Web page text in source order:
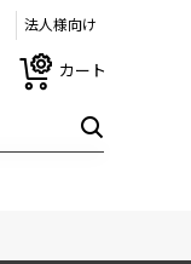
法人様向け
カート